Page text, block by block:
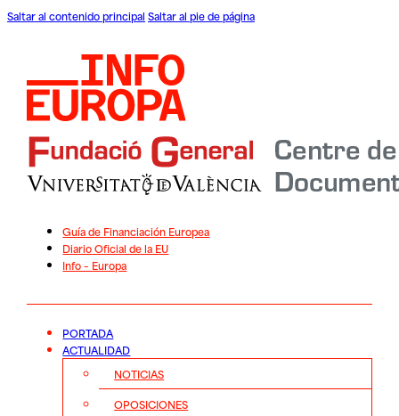
Saltar al contenido principal Saltar al pie de página
Guía de Financiación Europea
Diario Oficial de la EU
Info – Europa
PORTADA
ACTUALIDAD
NOTICIAS
OPOSICIONES